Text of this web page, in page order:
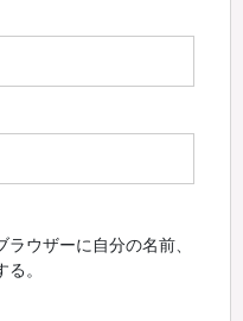
ウザーに自分の名前、
。